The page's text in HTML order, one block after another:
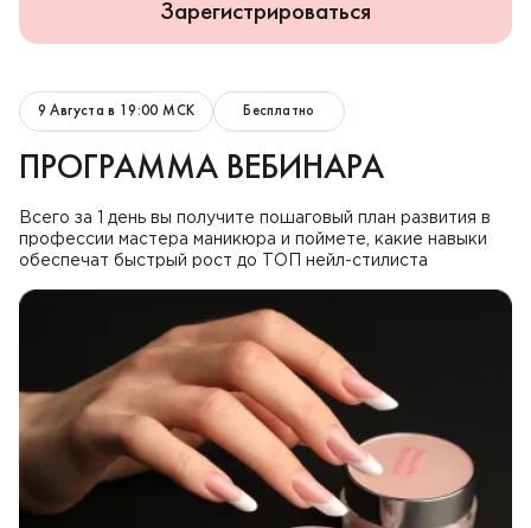
Зарегистрироваться
9 Августа в 19:00 МСК Бесплатно
ПРОГРАММА ВЕБИНАРА
Всего за 1 день вы получите пошаговый план развития в
профессии мастера маникюра и поймете, какие навыки
обеспечат быстрый рост до ТОП нейл-стилиста